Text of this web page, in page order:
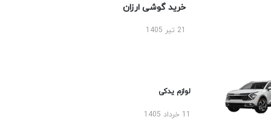
خرید گوشی ارزان
لوازم یدکی